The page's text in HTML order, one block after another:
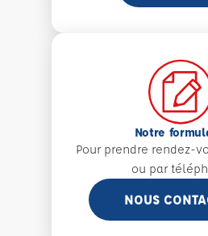
Notre
Pour prendre rendez-
ou par
NOUS